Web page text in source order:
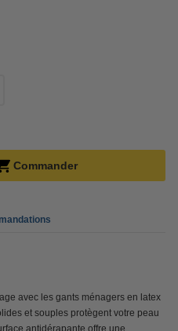
Commander
avec les gants ménagers en latex
et souples protègent votre peau
antidérapante offre une